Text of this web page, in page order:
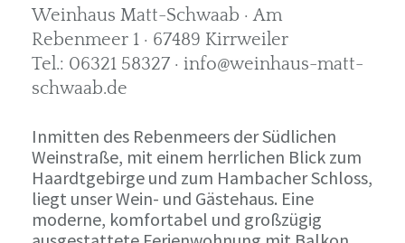
Weinhaus Matt-Schwaab · Am
Rebenmeer 1 · 67489 Kirrweiler
Tel.: 06321 58327 · info@weinhaus-matt-
schwaab.de
Inmitten des Rebenmeers der Südlichen
Weinstraße, mit einem herrlichen Blick zum
Haardtgebirge und zum Hambacher Schloss,
liegt unser Wein- und Gästehaus. Eine
moderne, komfortabel und großzügig